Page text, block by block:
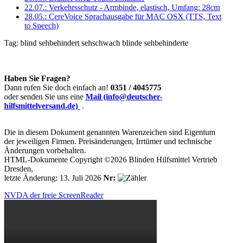
22.07.: Verkehrsschutz - Armbinde, elastisch, Umfang: 28cm
28.05.: CereVoice Sprachausgabe für MAC OSX (TTS, Text
to Speech)
Tag: blind sehbehindert sehschwach blinde sehbehinderte
Haben Sie Fragen?
Dann rufen Sie doch einfach an! 0351 / 4045775
oder senden Sie uns eine Mail (info@deutscher-
hilfsmittelversand.de) .
Die in diesem Dokument genannten Warenzeichen sind Eigentum
der jeweiligen Firmen. Preisänderungen, Irrtümer und technische
Änderungen vorbehalten.
HTML-Dokumente Copyright ©2026 Blinden Hilfsmittel Vertrieb
Dresden,
letzte Änderung: 13. Juli 2026 Nr:
NVDA der freie ScreenReader